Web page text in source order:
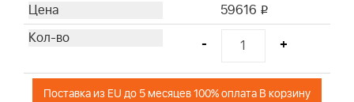
59616 i
- +
Поставка из EU до 5 месяцев 100% оплата В корзину